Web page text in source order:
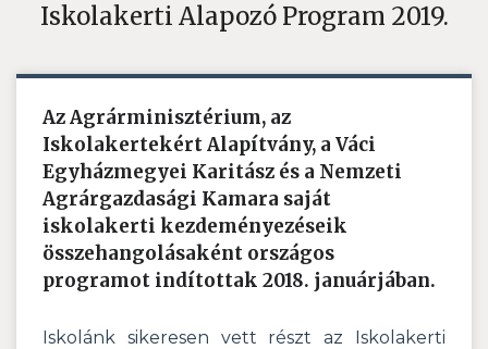
Iskolakerti Alapozó Program 2019.
Az Agrárminisztérium, az
Iskolakertekért Alapítvány, a Váci
Egyházmegyei Karitász és a Nemzeti
Agrárgazdasági Kamara saját
iskolakerti kezdeményezéseik
összehangolásaként országos
programot indítottak 2018. januárjában.
Iskolánk sikeresen vett részt az Iskolakerti